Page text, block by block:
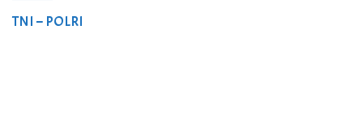
TNI – POLRI